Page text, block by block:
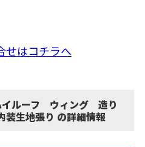
はコチラへ
ルーフ ウィング 造り
生地張り の詳細情報